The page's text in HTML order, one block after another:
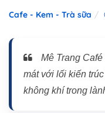
Cafe - Kem - Trà sữa
Mê Trang
mát với lối kiến
không khí trong